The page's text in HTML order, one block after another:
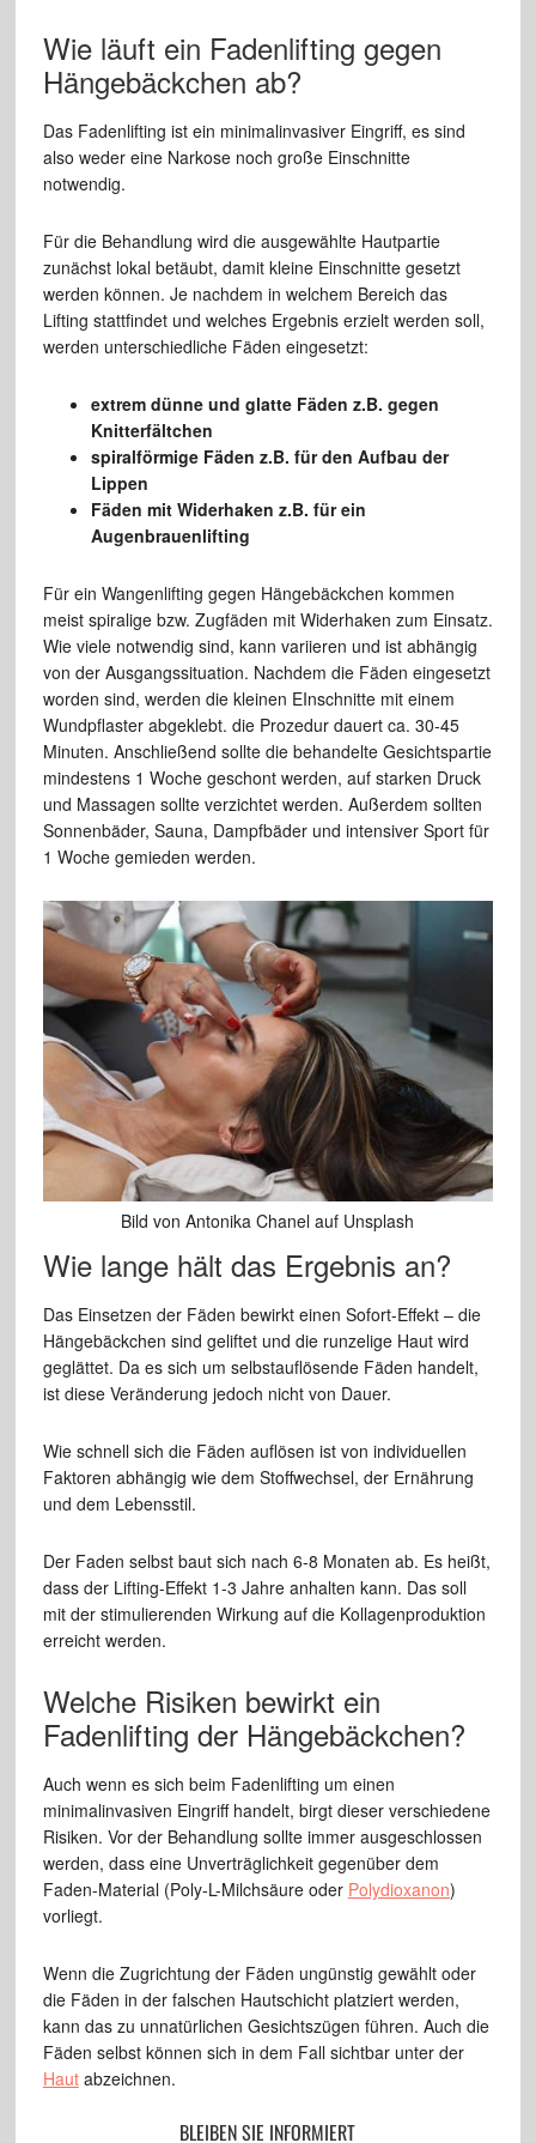
Wie läuft ein Fadenlifting gegen
Hängebäckchen ab?
Das Fadenlifting ist ein minimalinvasiver Eingriff, es sind
also weder eine Narkose noch große Einschnitte
notwendig.
Für die Behandlung wird die ausgewählte Hautpartie
zunächst lokal betäubt, damit kleine Einschnitte gesetzt
werden können. Je nachdem in welchem Bereich das
Lifting stattfindet und welches Ergebnis erzielt werden soll,
werden unterschiedliche Fäden eingesetzt:
extrem dünne und glatte Fäden z.B. gegen
Knitterfältchen
spiralförmige Fäden z.B. für den Aufbau der
Lippen
Fäden mit Widerhaken z.B. für ein
Augenbrauenlifting
Für ein Wangenlifting gegen Hängebäckchen kommen
meist spiralige bzw. Zugfäden mit Widerhaken zum Einsatz.
Wie viele notwendig sind, kann variieren und ist abhängig
von der Ausgangssituation. Nachdem die Fäden eingesetzt
worden sind, werden die kleinen EInschnitte mit einem
Wundpflaster abgeklebt. die Prozedur dauert ca. 30-45
Minuten. Anschließend sollte die behandelte Gesichtspartie
mindestens 1 Woche geschont werden, auf starken Druck
und Massagen sollte verzichtet werden. Außerdem sollten
Sonnenbäder, Sauna, Dampfbäder und intensiver Sport für
1 Woche gemieden werden.
Bild von Antonika Chanel auf Unsplash
Wie lange hält das Ergebnis an?
Das Einsetzen der Fäden bewirkt einen Sofort-Effekt – die
Hängebäckchen sind geliftet und die runzelige Haut wird
geglättet. Da es sich um selbstauflösende Fäden handelt,
ist diese Veränderung jedoch nicht von Dauer.
Wie schnell sich die Fäden auflösen ist von individuellen
Faktoren abhängig wie dem Stoffwechsel, der Ernährung
und dem Lebensstil.
Der Faden selbst baut sich nach 6-8 Monaten ab. Es heißt,
dass der Lifting-Effekt 1-3 Jahre anhalten kann. Das soll
mit der stimulierenden Wirkung auf die Kollagenproduktion
erreicht werden.
Welche Risiken bewirkt ein
Fadenlifting der Hängebäckchen?
Auch wenn es sich beim Fadenlifting um einen
minimalinvasiven Eingriff handelt, birgt dieser verschiedene
Risiken. Vor der Behandlung sollte immer ausgeschlossen
werden, dass eine Unverträglichkeit gegenüber dem
Faden-Material (Poly-L-Milchsäure oder Polydioxanon)
vorliegt.
Wenn die Zugrichtung der Fäden ungünstig gewählt oder
die Fäden in der falschen Hautschicht platziert werden,
kann das zu unnatürlichen Gesichtszügen führen. Auch die
Fäden selbst können sich in dem Fall sichtbar unter der
Hautabzeichnen.
BLEIBEN SIE INFORMIERT